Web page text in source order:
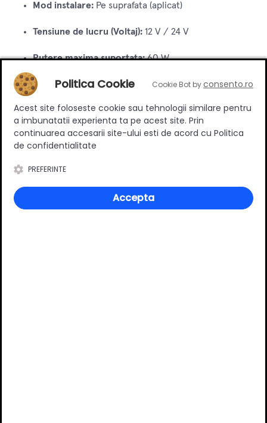
Mod instalare: Pe suprafata (aplicat)
Tensiune de lucru (Voltaj): 12 V / 24 V
Putere maxima suportata:60 W
Raza de actiune (distanta lucru):Max. 6 cm
Culoare corp:Negru
Functie dimare (reglare intensitate):Nu
Tip conectori:MINI
Politica Cookie Cookie Bot byconsento.ro
Acest site foloseste cookie sau tehnologii similare pentru
a imbunatatii experienta ta pe acest site. Prin
continuarea accesarii site-ului esti de acord cu Politica
de confidentialitate
PREFERINTE
Accepta